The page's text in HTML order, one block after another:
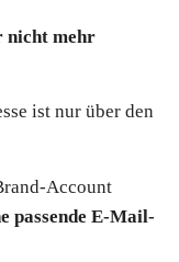
nicht mehr
ist nur über den
Account
passende E-Mail-